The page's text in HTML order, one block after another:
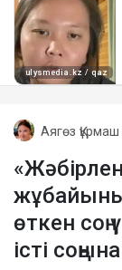
Аягөз Құрмаш
өткен соң
істі